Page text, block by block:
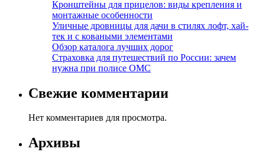
Кронштейны для прицелов: виды крепления и
монтажные особенности
Уличные дровницы для дачи в стилях лофт, хай-
тек и с коваными элементами
Обзор каталога лучших дорог
Страховка для путешествий по России: зачем
нужна при полисе ОМС
Свежие комментарии
Нет комментариев для просмотра.
Архивы